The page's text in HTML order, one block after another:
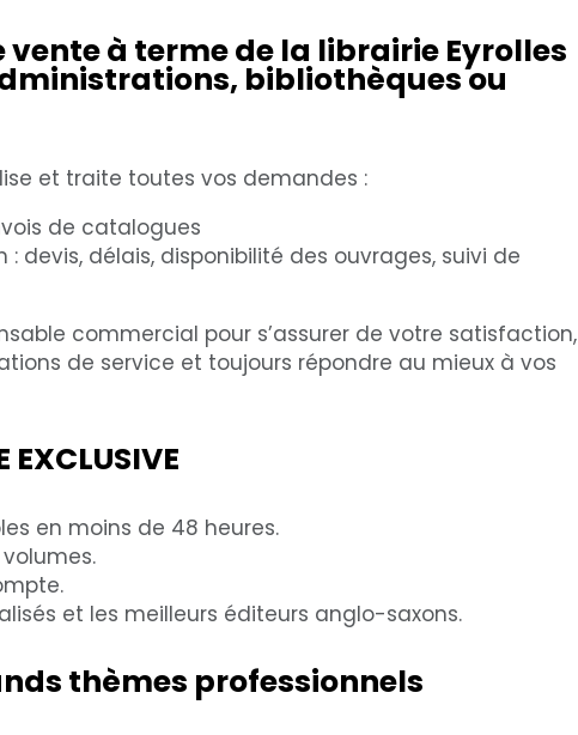
vente à terme de la librairie Eyrolles
bibliothèques ou
et traite toutes vos demandes :
de catalogues
délais, disponibilité des ouvrages, suivi de
commercial pour s’assurer de votre satisfaction,
de service et toujours répondre au mieux à vos
EXCLUSIVE
en moins de 48 heures.
et les meilleurs éditeurs anglo-saxons.
thèmes professionnels